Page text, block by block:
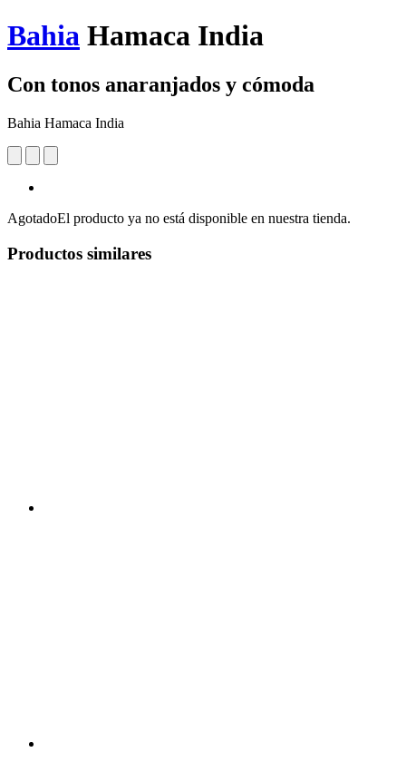
Bahia Hamaca India
Con tonos anaranjados y cómoda
Bahia Hamaca India
AgotadoEl producto ya no está disponible en nuestra tienda.
Productos similares